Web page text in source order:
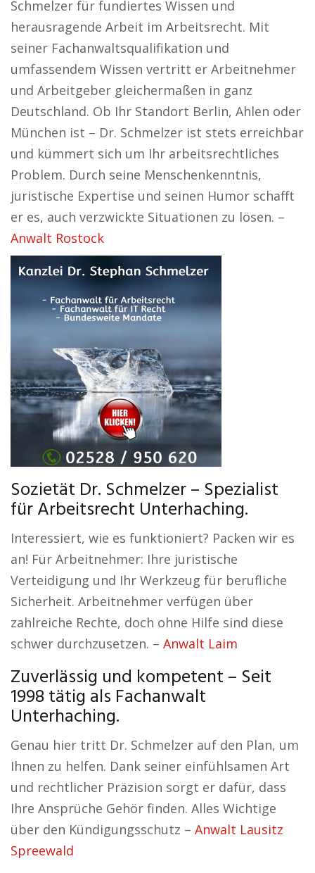
Schmelzer für fundiertes Wissen und
herausragende Arbeit im Arbeitsrecht. Mit
seiner Fachanwaltsqualifikation und
umfassendem Wissen vertritt er Arbeitnehmer
und Arbeitgeber gleichermaßen in ganz
Deutschland. Ob Ihr Standort Berlin, Ahlen oder
München ist – Dr. Schmelzer ist stets erreichbar
und kümmert sich um Ihr arbeitsrechtliches
Problem. Durch seine Menschenkenntnis,
juristische Expertise und seinen Humor schafft
er es, auch verzwickte Situationen zu lösen. –
Anwalt Rostock
Sozietät Dr. Schmelzer – Spezialist
für Arbeitsrecht Unterhaching.
Interessiert, wie es funktioniert? Packen wir es
an! Für Arbeitnehmer: Ihre juristische
Verteidigung und Ihr Werkzeug für berufliche
Sicherheit. Arbeitnehmer verfügen über
zahlreiche Rechte, doch ohne Hilfe sind diese
schwer durchzusetzen. – Anwalt Laim
Zuverlässig und kompetent – Seit
1998 tätig als Fachanwalt
Unterhaching.
Genau hier tritt Dr. Schmelzer auf den Plan, um
Ihnen zu helfen. Dank seiner einfühlsamen Art
und rechtlicher Präzision sorgt er dafür, dass
Ihre Ansprüche Gehör finden. Alles Wichtige
über den Kündigungsschutz – Anwalt Lausitz
Spreewald